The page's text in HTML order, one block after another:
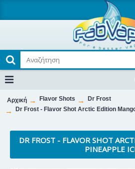
Αρχική Flavor Shots
Dr Frost
Dr Frost - Flavor Shot Arctic Edition
DR FROST - FLAVOR SHOT
PINEAPPLE